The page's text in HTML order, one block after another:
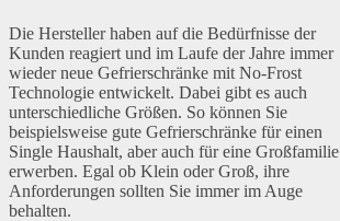
Die Hersteller haben auf die Bedürfnisse der
Kunden reagiert und im Laufe der Jahre immer
wieder neue Gefrierschränke mit No-Frost
Technologie entwickelt. Dabei gibt es auch
unterschiedliche Größen. So können Sie
beispielsweise gute Gefrierschränke für einen
Single Haushalt, aber auch für eine Großfamilie
erwerben. Egal ob Klein oder Groß, ihre
Anforderungen sollten Sie immer im Auge
behalten.